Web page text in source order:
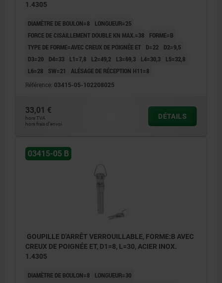
1.4305
DIAMÈTRE DE BOULON=8
LONGUEUR=25
FORCE DE CISAILLEMENT DOUBLE KN MAX.=38
FORME=B
TYPE DE FORME=AVEC CREUX DE POIGNÉE ET
D=22
D2=9,5
D3=20
D4=33 L1=7,8 L2=49,2 L3=69,3 L4=30,3
L5=32,8
L6=28
SW=21 ALÉSAGE DE RÉCEPTION H11=8
Référence: 03415-05-102208025
33,01 €
hors TVA
hors frais d’envoi
DÉTAILS
03415-05 B
GOUPILLE D'ARRÊT VERROUILLABLE, FORME:B AVEC
CREUX DE POIGNÉE ET, D1=8, L=30, ACIER INOX.
1.4305
DIAMÈTRE DE BOULON=8
LONGUEUR=30